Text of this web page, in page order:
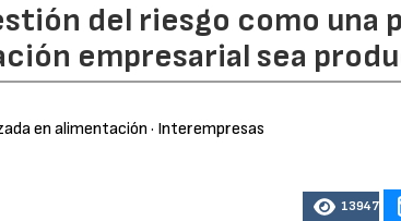
del riesgo como una
empresarial sea
en alimentación · Interempresas
13947